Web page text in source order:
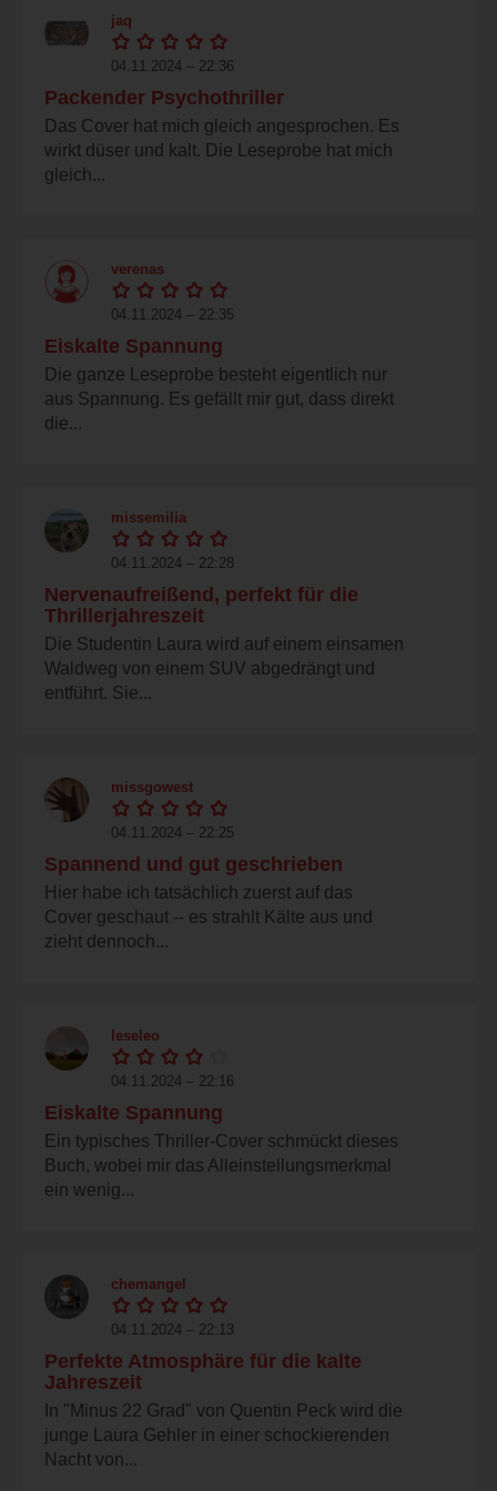
jaq
04.11.2024 – 22:36
Packender Psychothriller
Das Cover hat mich gleich angesprochen. Es
wirkt düser und kalt. Die Leseprobe hat mich
gleich...
verenas
04.11.2024 – 22:35
Eiskalte Spannung
Die ganze Leseprobe besteht eigentlich nur
aus Spannung. Es gefällt mir gut, dass direkt
die...
missemilia
04.11.2024 – 22:28
Nervenaufreißend, perfekt für die
Thrillerjahreszeit
Die Studentin Laura wird auf einem einsamen
Waldweg von einem SUV abgedrängt und
entführt. Sie...
missgowest
04.11.2024 – 22:25
Spannend und gut geschrieben
Hier habe ich tatsächlich zuerst auf das
Cover geschaut -- es strahlt Kälte aus und
zieht dennoch...
leseleo
04.11.2024 – 22:16
Eiskalte Spannung
Ein typisches Thriller-Cover schmückt dieses
Buch, wobei mir das Alleinstellungsmerkmal
ein wenig...
chemangel
04.11.2024 – 22:13
Perfekte Atmosphäre für die kalte
Jahreszeit
In "Minus 22 Grad" von Quentin Peck wird die
junge Laura Gehler in einer schockierenden
Nacht von...